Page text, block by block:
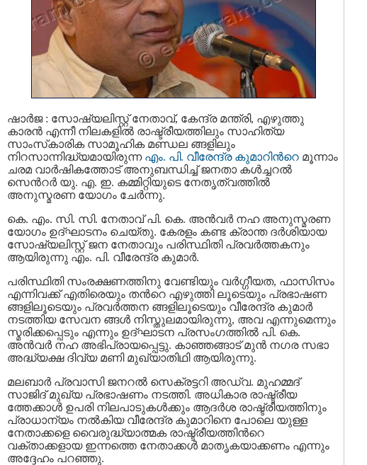
ഷാർജ : സോഷ്യലിസ്റ്റ് നേതാവ്, കേന്ദ്ര മന്ത്രി, എഴുത്തു
കാരന്‍ എന്നീ നിലകളില്‍ രാഷ്ട്രീയത്തിലും സാഹിത്യ
സാംസ്‌കാരിക സാമൂഹിക മണ്ഡല ങ്ങളിലും
നിറസാന്നിദ്ധ്യമായിരുന്ന എം. പി. വീരേന്ദ്ര കുമാറിന്‍റെ മൂന്നാം
ചരമ വാർഷികത്തോട് അനുബന്ധിച്ച് ജനതാ കൾച്ചറൽ
സെന്‍റർ യു. എ. ഇ. കമ്മിറ്റിയുടെ നേതൃത്വത്തില്‍
അനുസ്മരണ യോഗം ചേര്‍ന്നു.
കെ. എം. സി. സി. നേതാവ് പി. കെ. അൻവർ നഹ അനുസ്മരണ
യോഗം ഉദ്ഘാടനം ചെയ്തു. കേരളം കണ്ട ക്രാന്ത ദർശിയായ
സോഷ്യലിസ്റ്റ് ജന നേതാവും പരിസ്ഥിതി പ്രവർത്തകനും
ആയിരുന്നു എം. പി. വീരേന്ദ്ര കുമാർ.
പരിസ്ഥിതി സംരക്ഷണത്തിനു വേണ്ടിയും വർഗ്ഗീയത, ഫാസിസം
എന്നിവക്ക് എതിരെയും തന്‍റെ എഴുത്തി ലൂടെയും പ്രഭാഷണ
ങ്ങളിലൂടെയും പ്രവർത്തന ങ്ങളിലൂടെയും വീരേന്ദ്ര കുമാർ
നടത്തിയ സേവന ങ്ങൾ നിസ്തുലമായിരുന്നു, അവ എന്നുമെന്നും
സ്മരിക്കപ്പെടും എന്നും ഉദ്ഘാടന പ്രസംഗത്തിൽ പി. കെ.
അൻവർ നഹ അഭിപ്രായപ്പെട്ടു. കാഞ്ഞങ്ങാട് മുൻ നഗര സഭാ
അദ്ധ്യക്ഷ ദിവ്യ മണി മുഖ്യാതിഥി ആയിരുന്നു.
മലബാർ പ്രവാസി ജനറൽ സെക്രട്ടറി അഡ്വ. മുഹമ്മദ്
സാജിദ് മുഖ്യ പ്രഭാഷണം നടത്തി. അധികാര രാഷ്ട്രീയ
ത്തേക്കാള്‍ ഉപരി നിലപാടുകൾക്കും ആദർശ രാഷ്ട്രീയത്തിനും
പ്രാധാന്യം നൽകിയ വീരേന്ദ്ര കുമാറിനെ പോലെ യുള്ള
നേതാക്കളെ വൈരുദ്ധ്യാത്മക രാഷ്ട്രീയത്തിന്‍റെ
വക്താക്കളായ ഇന്നത്തെ നേതാക്കൾ മാതൃകയാക്കണം എന്നും
അദ്ദേഹം പറഞ്ഞു.